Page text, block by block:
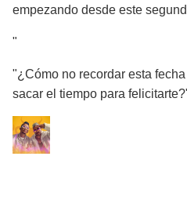
empezando desde este
"
"¿Cómo no recordar esta
sacar el tiempo para